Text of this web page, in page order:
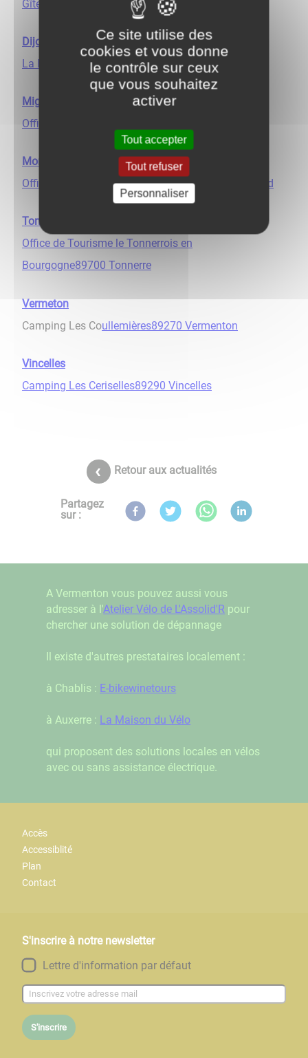
Gîte du Gué du Loup58300 Decize
Dijon
La Bécane à Jules21000 Dijon
Migennes
Office de Tourisme de Migennes89400 Migennes
Montbard
Office de Tourisme du Montbardois21500 Montbard
Tonnerre
Office de Tourisme le Tonnerrois en
Bourgogne89700 Tonnerre
Vermeton
Camping Les Coullemières89270 Vermenton
Vincelles
Camping Les Ceriselles89290 Vincelles
Retour aux actualités
Partagez
sur :
A Vermenton vous pouvez aussi vous
adresser à l'Atelier Vélo de L'Assolid'R pour
chercher une solution de dépannage
Il existe d'autres prestataires localement :
à Chablis : E-bikewinetours
à Auxerre : La Maison du Vélo
qui proposent des solutions locales en vélos
avec ou sans assistance électrique.
Accès
Accessiblité
Plan
Contact
S'inscrire à notre newsletter
Lettre d'information par défaut
S'inscrire
Ce site utilise des
cookies et vous donne
le contrôle sur ceux
que vous souhaitez
activer
Tout accepter
Tout refuser
Personnaliser